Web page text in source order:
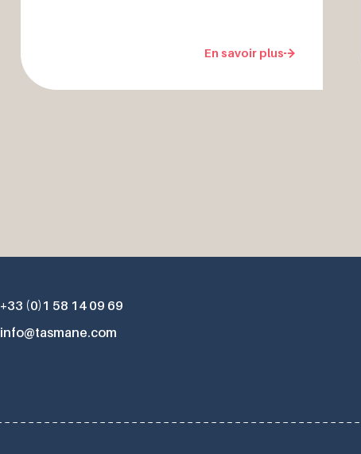
En savoir plus
+33 (0)1 58 14 09 69
info@tasmane.com